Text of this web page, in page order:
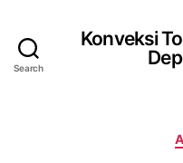
Search
Konveksi